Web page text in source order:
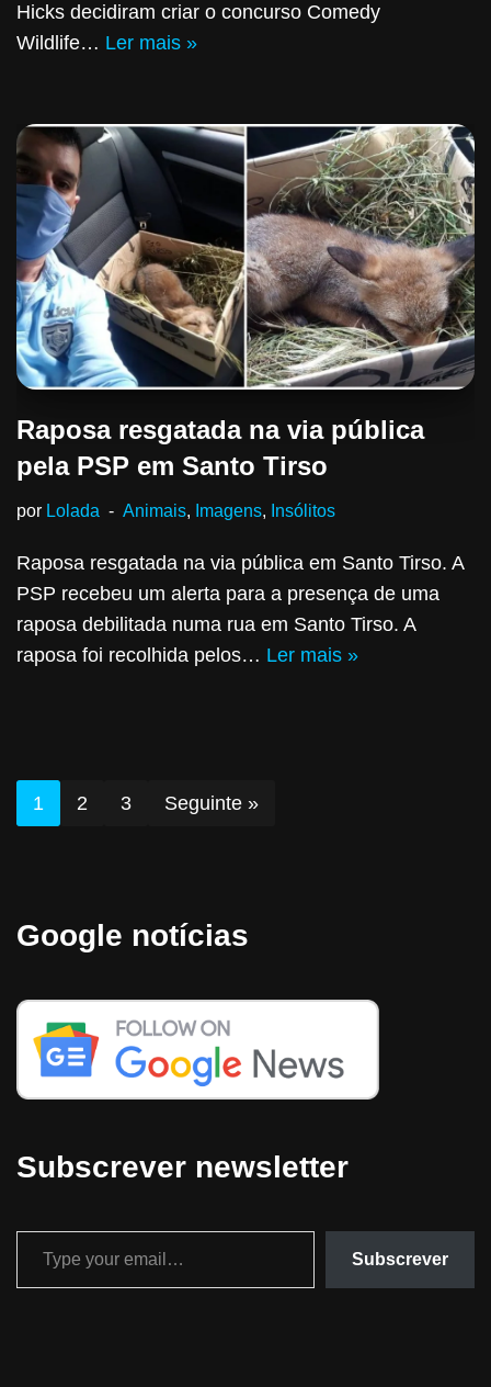
Hicks decidiram criar o concurso Comedy
Wildlife… Ler mais »
Raposa resgatada na via pública
pela PSP em Santo Tirso
por Lolada Animais, Imagens, Insólitos
Raposa resgatada na via pública em Santo Tirso. A
PSP recebeu um alerta para a presença de uma
raposa debilitada numa rua em Santo Tirso. A
raposa foi recolhida pelos… Ler mais »
1 2 3 Seguinte »
Google notícias
Subscrever newsletter
Subscrever